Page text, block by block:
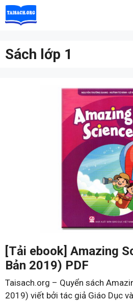
Skip
to
Sách lớp 1
[Tải ebook] Amazing
Bản 2019) PDF
Taisach.org – Quyển sách
2019) viết bởi tác giả Giáo Dục